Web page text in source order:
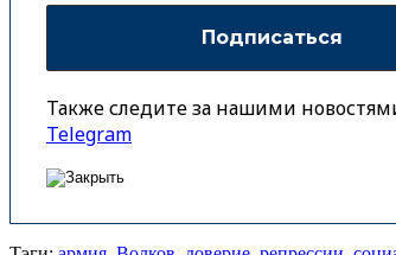
Также следите за нашими
Telegram